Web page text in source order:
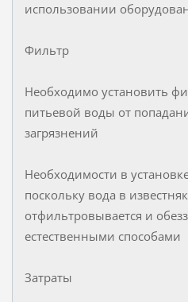
использовании
Фильтр
Необходимо установить
питьевой воды от
загрязнений
Необходимости в
поскольку вода в
отфильтровывается и
естественными способами
Затраты